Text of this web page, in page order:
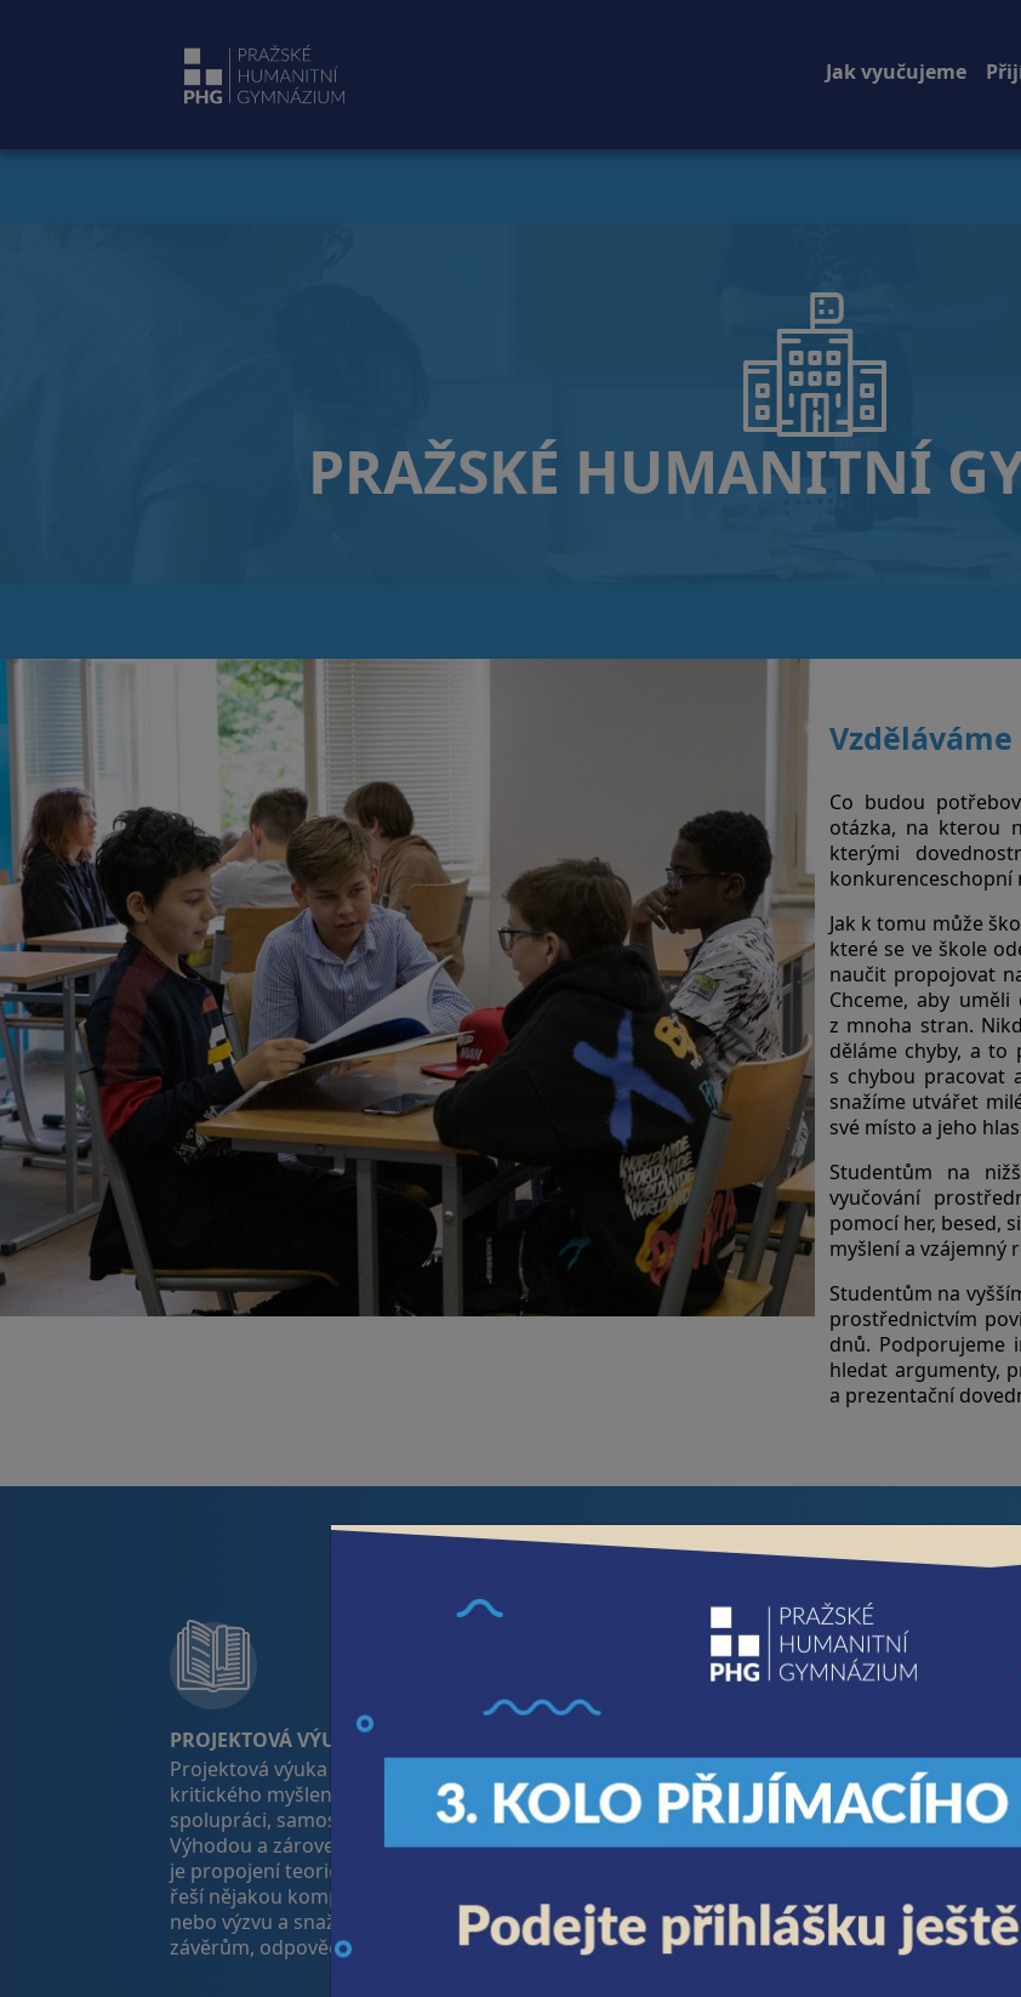
Jak vyučujeme
PRAŽSKÉ HUMANITNÍ
Co budou
otázka, na kterou
kterými
konkurenceschopní
Jak k tomu může
které se ve škole
naučit propojovat
Chceme, aby
z mnoha stran.
děláme chyby, a to
s chybou pracovat
snažíme utvářet
své místo a jeho
Studentům na
vyučování
pomocí her, besed,
myšlení a vzájemný
Studentům na
prostřednictvím
dnů. Podporujeme
hledat argumenty,
a prezentační
Pilíře vzdělávání na PHG
PROJEKTOVÁ VÝUKA
Projektová výuka podporuje rozvoj
kritického myšlení, řešení problémů,
spolupráci, samostatnost a zodpovědnost.
Výhodou a zároveň cílem projektové výuky
je propojení teorie s praxí. Skupina studentů
řeší nějakou komplexní otázku, problém
nebo výzvu a snaží se dojít ke konkrétním
závěrům, odpovědím či doporučením.
Při práci s našimi studenty klademe důraz
na individuální přístup, vedeme je
k sebepoznání a sebeuvědomění. Učíme je
samostatnosti a zodpovědnému přístupu.
se rozvíjet v oblastech, pro které mají
nadání.